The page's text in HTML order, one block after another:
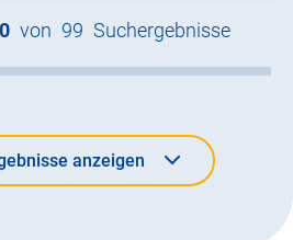
von 99 Suchergebnisse
anzeigen